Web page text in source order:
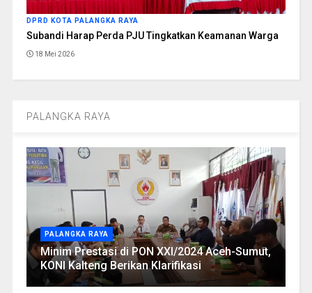
DPRD KOTA PALANGKA RAYA
Subandi Harap Perda PJU Tingkatkan Keamanan Warga
18 Mei 2026
PALANGKA RAYA
PALANGKA RAYA
Minim Prestasi di PON XXI/2024 Aceh-Sumut,
KONI Kalteng Berikan Klarifikasi